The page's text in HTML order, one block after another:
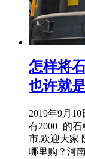
怎样将
也许就
2019年9月
有2000+的
市,欢迎大家
哪里购？河